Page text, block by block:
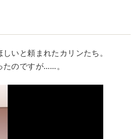
t
e
いと頼まれたカリンたち。
のですが……。